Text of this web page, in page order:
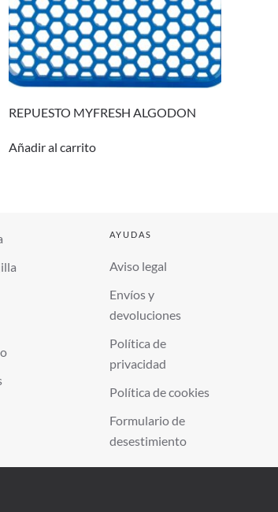
REPUESTO MYFRESH ALGODON
Añadir al carrito
AYUDAS
Aviso legal
Envíos y
devoluciones
Política de
privacidad
Política de cookies
Formulario de
desestimiento